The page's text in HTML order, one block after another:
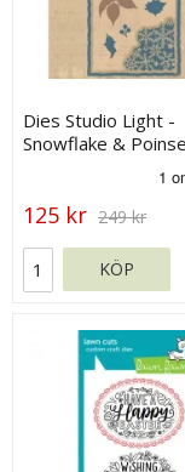
Dies Studio Light -
Snowflake &
125 kr 249 kr
KÖP